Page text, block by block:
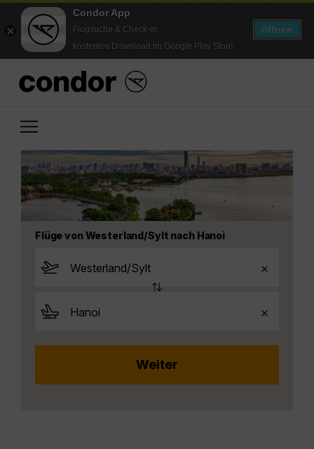
Condor App
Flugsuche & Check-in
kostenlos Download im Google Play Store
öffnen
Flüge von Westerland/Sylt nach Hanoi